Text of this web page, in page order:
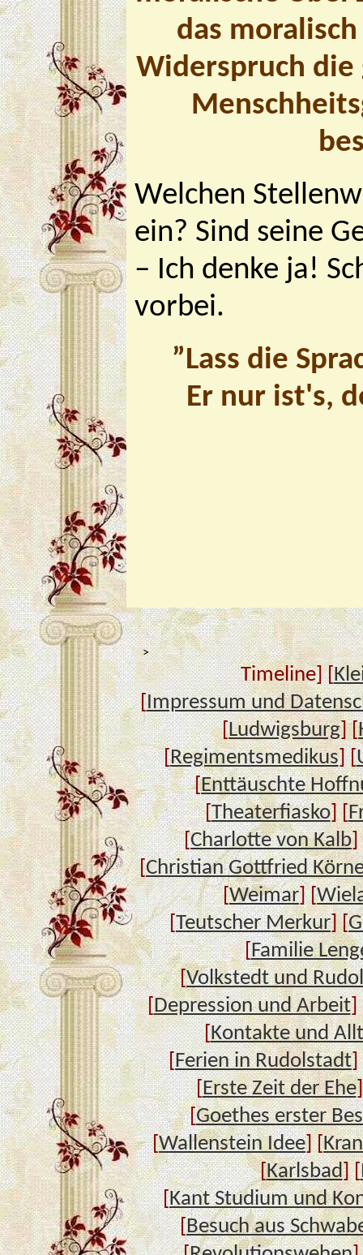
das
Widerspruch
Welchen
ein? Sind seine
– Ich denke ja!
vorbei.
”Lass die
Er nur ist's,
>
Timeline] [
[Impressum und
[Ludwigsburg] [
[Regimentsmedikus] [
[Enttäuschte
[Theaterfiasko] [
[Charlotte von Kalb]
[Christian Gottfried
[Weimar] [
[Teutscher Merkur] [
[Familie
[Volkstedt und
[Depression und Arbeit]
[Kontakte und
[Ferien in Rudolstadt]
[Erste Zeit der Ehe
[Goethes erster
[Wallenstein Idee] [
[Karlsbad] [
[Kant Studium und
[Besuch aus